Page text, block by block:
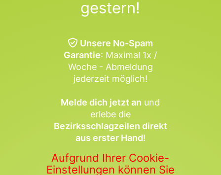
gestern!
Unsere No-Spam
Garantie: Maximal 1x /
Woche - Abmeldung
jederzeit möglich!
Melde dich jetzt an und
erlebe die
Bezirksschlagzeilen direkt
aus erster Hand!
Aufgrund Ihrer Cookie-
Einstellungen können Sie